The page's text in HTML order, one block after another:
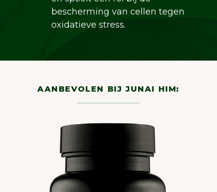
bescherming van cellen tegen
oxidatieve stress.
AANBEVOLEN BIJ JUNAI HIM: